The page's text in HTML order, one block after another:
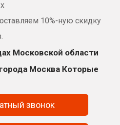
10%-ную скидку
Московской области
Москва Которые
Заказать обратный звонок